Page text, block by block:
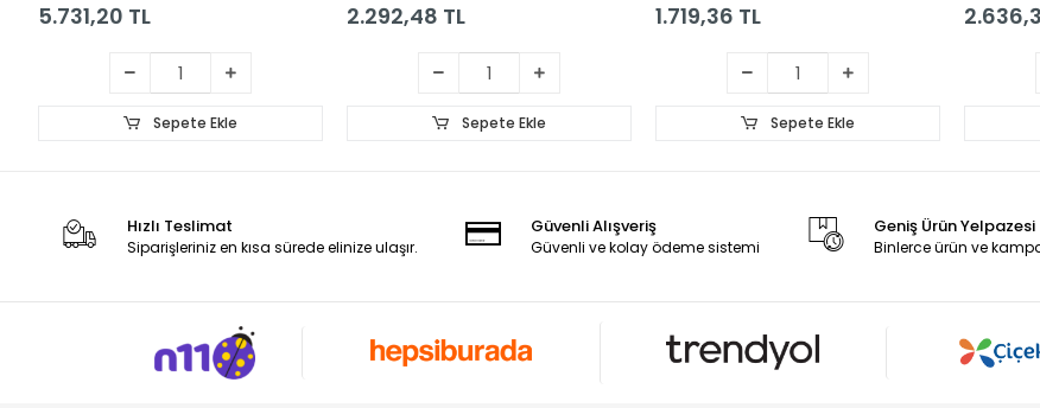
5.731,20 TL
Sepete Ekle
2.292,48 TL
Sepete Ekle
1.719,36 TL
Sepete Ekle
Hızlı Teslimat
Siparişleriniz en kısa sürede elinize ulaşır.
Güvenli Alışveriş
Güvenli ve kolay ödeme sistemi
Geniş Ürün Yelpazesi
Binlerce ürün ve